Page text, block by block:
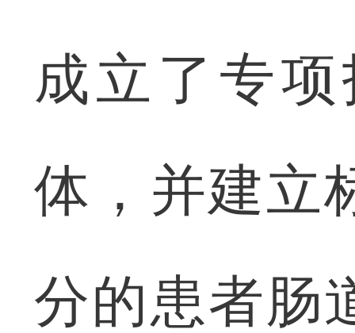
成立了专
体，并建立
分的患者肠